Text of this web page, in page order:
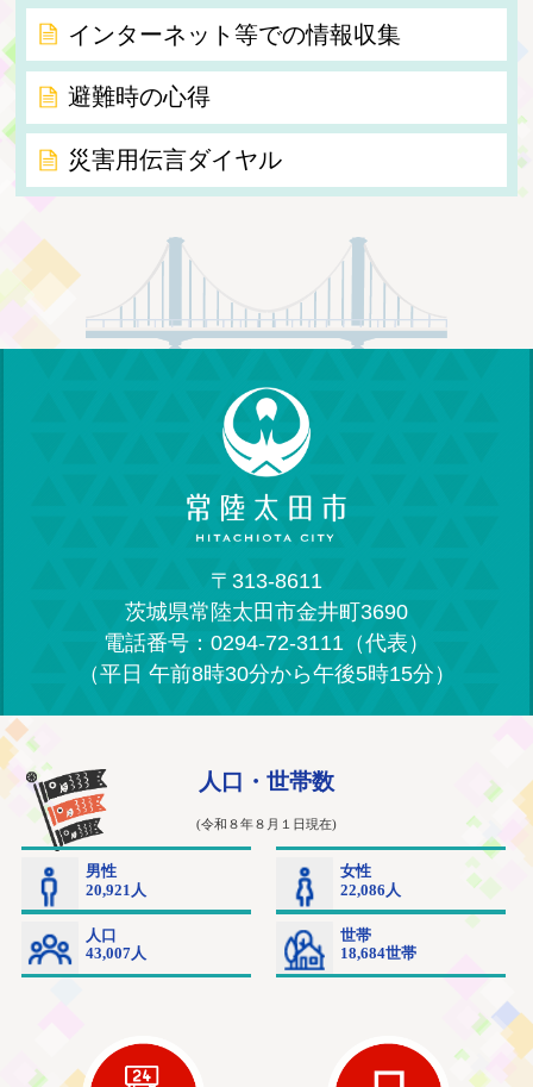
インターネット等での情報収集
避難時の心得
災害用伝言ダイヤル
〒313-8611
茨城県常陸太田市金井町3690
電話番号：0294-72-3111（代表）
（平日 午前8時30分から午後5時15分）